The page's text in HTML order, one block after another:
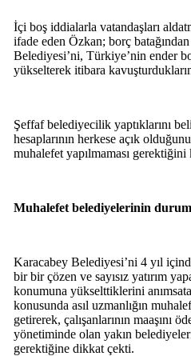
İçi boş iddialarla vatandaşları
ifade eden Özkan; borç
Belediyesi’ni, Türkiye’nin ender
yükselterek itibara
Şeffaf belediyecilik yaptıklarını
hesaplarının herkese açık
muhalefet yapılmaması gerektiğini
Muhalefet belediyelerinin
Karacabey Belediyesi’ni 4 yıl
bir bir çözen ve sayısız yatırım
konumuna yükselttiklerini
konusunda asıl uzmanlığın
getirerek, çalışanlarının maaşını
yönetiminde olan yakın
gerektiğine dikkat çekti.